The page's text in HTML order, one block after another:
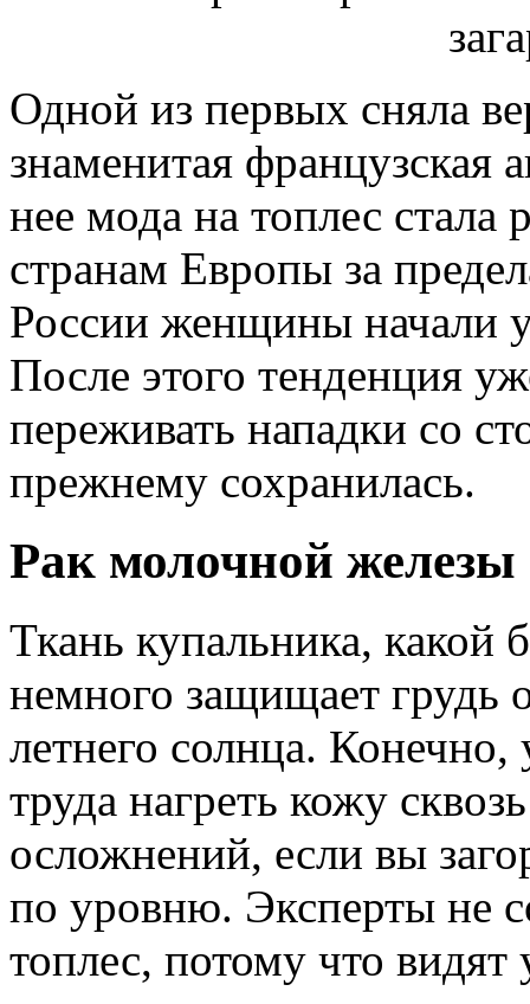
Одной из первых сняла
знаменитая французская
нее мода на топлес стала
странам Европы за
России женщины начали
После этого тенденция
переживать нападки со
прежнему сохранилась.
Рак молочной железы
Ткань купальника, какой
немного защищает грудь
летнего солнца. Конечно,
труда нагреть кожу
осложнений, если вы
по уровню. Эксперты не
топлес, потому что видят